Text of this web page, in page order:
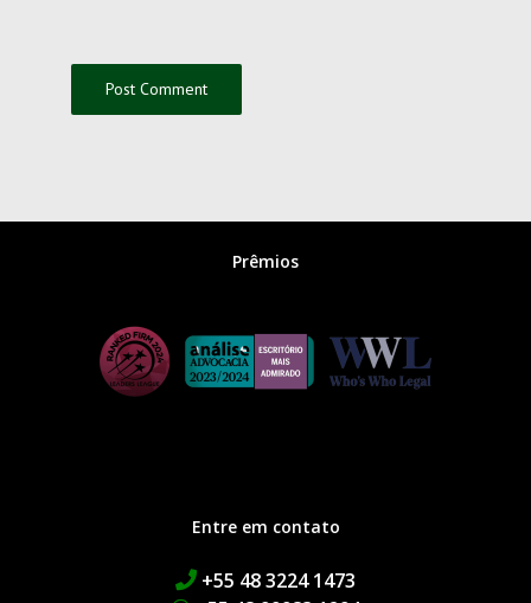
Prêmios
Entre em contato
+55 48 3224 1473